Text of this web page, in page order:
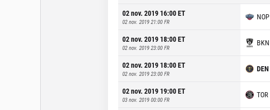
02 nov. 2019 16:00ET
02 nov. 2019 21:00 FR
NOP
02 nov. 2019 18:00ET
02 nov. 2019 23:00 FR
BKN
02 nov. 2019 18:00ET
02 nov. 2019 23:00 FR
DEN
02 nov. 2019 19:00ET
03 nov. 2019 00:00 FR
TOR